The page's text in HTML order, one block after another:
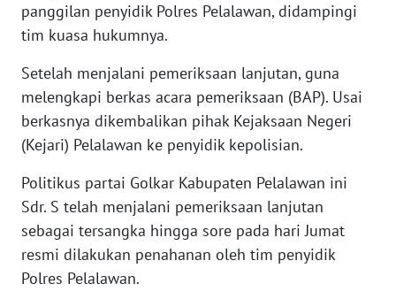
panggilan penyidik Polres Pelalawan, didampingi
tim kuasa hukumnya.
Setelah menjalani pemeriksaan lanjutan, guna
melengkapi berkas acara pemeriksaan (BAP). Usai
berkasnya dikembalikan pihak Kejaksaan Negeri
(Kejari) Pelalawan ke penyidik kepolisian.
Politikus partai Golkar Kabupaten Pelalawan ini
Sdr. S telah menjalani pemeriksaan lanjutan
sebagai tersangka hingga sore pada hari Jumat
resmi dilakukan penahanan oleh tim penyidik
Polres Pelalawan.
WN
SUMUT
WN
JAKARTA
WN
JABAR
WN
BANTEN
WN